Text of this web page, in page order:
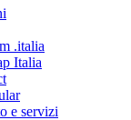
.italia
Italia
e servizi